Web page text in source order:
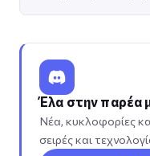
Έλα στην παρέα
Νέα, κυκλοφορίες
σειρές και